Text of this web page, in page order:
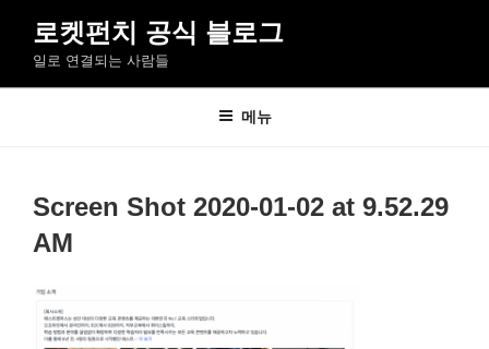
로
로켓펀치 공식 블로그
일로 연결되는 사람들
메뉴
Screen Shot 2020-01-02 at 9.52.29
AM